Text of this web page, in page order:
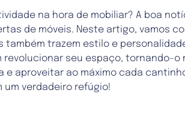
na hora de mobiliar? A boa
de móveis. Neste artigo, vamos
trazem estilo e
seu espaço, tornando-
aproveitar ao máximo cada
verdadeiro refúgio!